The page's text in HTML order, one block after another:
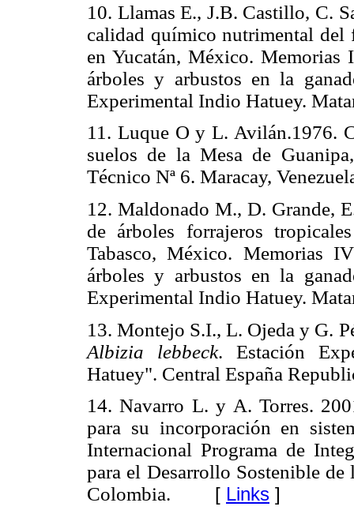
10. Llamas E., J.B. Castillo, C.
calidad químico nutrimental del
en Yucatán, México.
árboles y arbustos en la
Experimental Indio Hatuey.
11. Luque O y L. Avilán.1976.
suelos de la Mesa de
Técnico Nª 6. Maracay,
12. Maldonado M., D. Grande,
de árboles forrajeros
Tabasco, México. Memorias
árboles y arbustos en la
Experimental Indio Hatuey.
13. Montejo S.I., L. Ojeda y G.
Albizia lebbeck. Estación
Hatuey". Central España
14. Navarro L. y A. Torres.
para su incorporación en
Internacional Programa de
para el Desarrollo Sostenible de
Colombia. [ Links ]